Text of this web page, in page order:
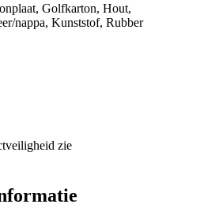
, Golfkarton, Hout,
nappa, Kunststof, Rubber
zie